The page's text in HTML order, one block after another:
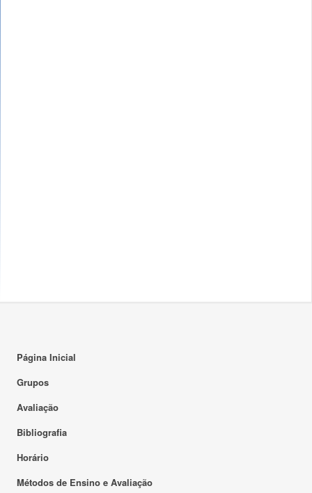
Página Inicial
Grupos
Avaliação
Bibliografia
Horário
Métodos de Ensino e Avaliação